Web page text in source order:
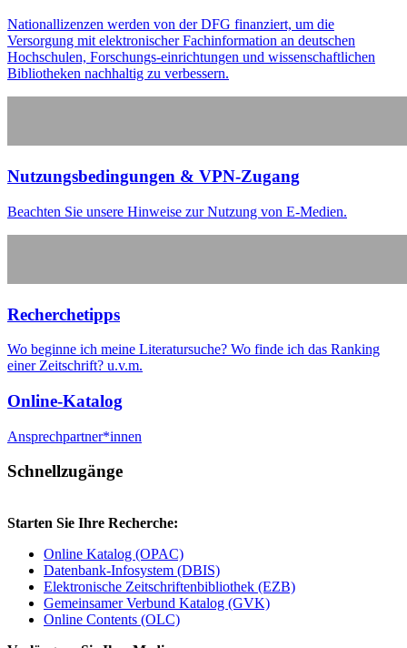
Nationallizenzen werden von der DFG finanziert, um die
Versorgung mit elektronischer Fachinformation an deutschen
Hochschulen, Forschungs-einrichtungen und wissenschaftlichen
Bibliotheken nachhaltig zu verbessern.
Nut­zungs­be­din­gun­gen & VPN-Zu­gang
Beachten Sie unsere Hinweise zur Nutzung von E-Medien.
Re­cher­che­tipps
Wo beginne ich meine Literatursuche? Wo finde ich das Ranking
einer Zeitschrift? u.v.m.
Online-Katalog
Ansprechpartner*innen
Schnell­zu­gän­ge
Starten Sie Ihre Recherche:
Online Katalog (OPAC)
Datenbank-Infosystem (DBIS)
Elektronische Zeitschriftenbibliothek (EZB)
Gemeinsamer Verbund Katalog (GVK)
Online Contents (OLC)